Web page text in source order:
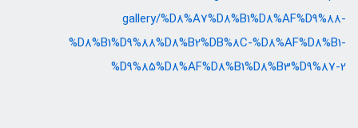
gallery/%D8%A7%D8%B1%D8%AF%D9%88-
%D8%B1%D9%88%D8%B2%DB%8C-%D8%AF%D8%B1-
%D9%85%D8%AF%D8%B1%D8%B3%D9%87-2